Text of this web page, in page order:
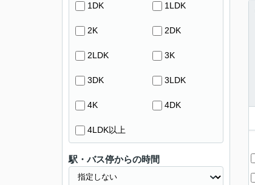
1DK 1LDK
2K 2DK
2LDK 3K
3DK 3LDK
4K 4DK
4LDK以上
駅・バス停からの時間